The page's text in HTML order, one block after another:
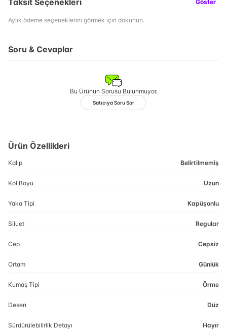
Göster
Aylık ödeme seçeneklerini görmek için dokunun.
Soru & Cevaplar
Bu Ürünün Sorusu Bulunmuyor.
Satıcıya Soru Sor
Ürün Özellikleri
Kalıp Belirtilmemiş
Kol Boyu Uzun
Yaka Tipi Kapüşonlu
Siluet Regular
Cep Cepsiz
Ortam Günlük
Kumaş Tipi Örme
Desen Düz
Sürdürülebilirlik Detayı Hayır